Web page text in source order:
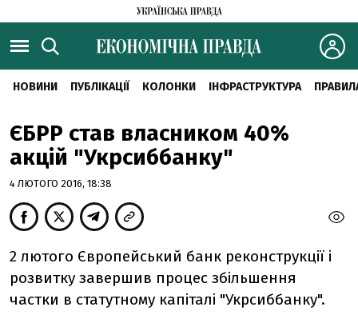
НОВИНИ ПУБЛІКАЦІЇ КОЛОНКИ ІНФРАСТРУКТУРА
ЄБРР став власником 40%
акцій "Укрсиббанку"
4 ЛЮТОГО 2016, 18:38
2 лютого Європейський банк реконструкції і
розвитку завершив процес збільшення
частки в статутному капіталі "Укрсиббанку".